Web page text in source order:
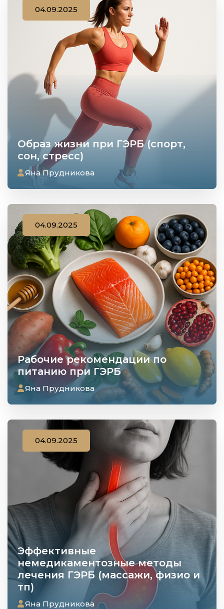
Образ жизни при ГЭРБ (спорт,
сон, стресс)
04.09.2025
Яна Прудникова
Рабочие рекомендации по
питанию при ГЭРБ
04.09.2025
Яна Прудникова
Эффективные
немедикаментозные методы
лечения ГЭРБ (массажи, физио и
тп)
04.09.2025
Яна Прудникова